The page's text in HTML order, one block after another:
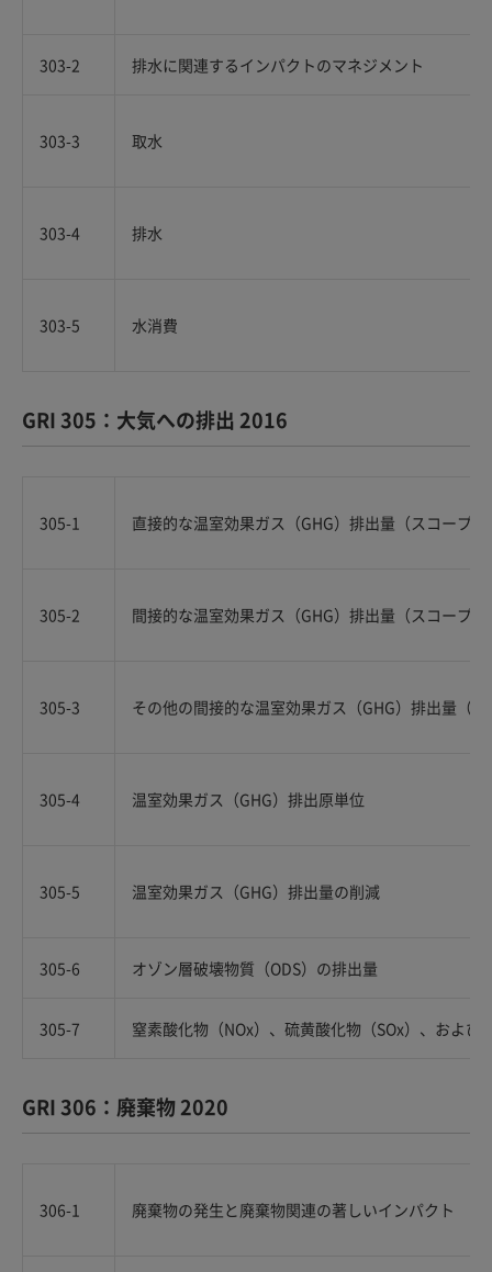
303-2 排水に関連するインパクトのマネジメント
303-3 取水
303-4 排水
303-5 水消費
GRI 305：大気への排出 2016
305-1 直接的な温室効果ガス（GHG）排出量（スコープ1
305-2 間接的な温室効果ガス（GHG）排出量（スコープ2
305-3 その他の間接的な温室効果ガス（GHG）排出量（
305-4 温室効果ガス（GHG）排出原単位
305-5 温室効果ガス（GHG）排出量の削減
305-6 オゾン層破壊物質（ODS）の排出量
305-7 窒素酸化物（NOx）、硫黄酸化物（SOx）、および
GRI 306：廃棄物 2020
306-1 廃棄物の発生と廃棄物関連の著しいインパクト